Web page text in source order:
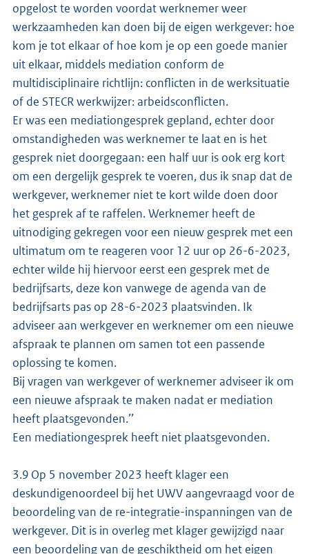
opgelost te worden voordat werknemer weer
werkzaamheden kan doen bij de eigen werkgever: hoe
kom je tot elkaar of hoe kom je op een goede manier
uit elkaar, middels mediation conform de
multidisciplinaire richtlijn: conflicten in de werksituatie
of de STECR werkwijzer: arbeidsconflicten.
Er was een mediationgesprek gepland, echter door
omstandigheden was werknemer te laat en is het
gesprek niet doorgegaan: een half uur is ook erg kort
om een dergelijk gesprek te voeren, dus ik snap dat de
werkgever, werknemer niet te kort wilde doen door
het gesprek af te raffelen. Werknemer heeft de
uitnodiging gekregen voor een nieuw gesprek met een
ultimatum om te reageren voor 12 uur op 26-6-2023,
echter wilde hij hiervoor eerst een gesprek met de
bedrijfsarts, deze kon vanwege de agenda van de
bedrijfsarts pas op 28-6-2023 plaatsvinden. Ik
adviseer aan werkgever en werknemer om een nieuwe
afspraak te plannen om samen tot een passende
oplossing te komen.
Bij vragen van werkgever of werknemer adviseer ik om
een nieuwe afspraak te maken nadat er mediation
heeft plaatsgevonden.’’
Een mediationgesprek heeft niet plaatsgevonden.
3.9 Op 5 november 2023 heeft klager een
deskundigenoordeel bij het UWV aangevraagd voor de
beoordeling van de re-integratie-inspanningen van de
werkgever. Dit is in overleg met klager gewijzigd naar
een beoordeling van de geschiktheid om het eigen